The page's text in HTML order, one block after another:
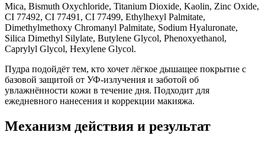
Mica, Bismuth Oxychloride, Titanium Dioxide, Kaolin, Zinc Oxide,
CI 77492, CI 77491, CI 77499, Ethylhexyl Palmitate,
Dimethylmethoxy Chromanyl Palmitate, Sodium Hyaluronate,
Silica Dimethyl Silylate, Butylene Glycol, Phenoxyethanol,
Caprylyl Glycol, Hexylene Glycol.
Пудра подойдёт тем, кто хочет лёгкое дышащее покрытие с
базовой защитой от УФ-излучения и заботой об
увлажнённости кожи в течение дня. Подходит для
ежедневного нанесения и коррекции макияжа.
Механизм действия и результат